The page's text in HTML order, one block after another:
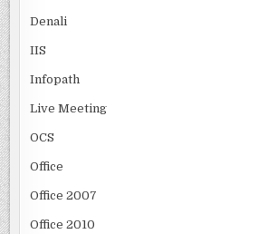
Denali
IIS
Infopath
Live Meeting
OCS
Office
Office 2007
Office 2010